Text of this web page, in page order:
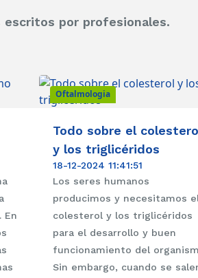
escritos por profesionales.
En
Oftalmologia
Todo sobre el
y los triglicéridos
18-12-2024 11:41:51
Los seres humanos
producimos y necesitamos
colesterol y los triglicéridos
para el desarrollo y buen
funcionamiento del
Sin embargo, cuando se